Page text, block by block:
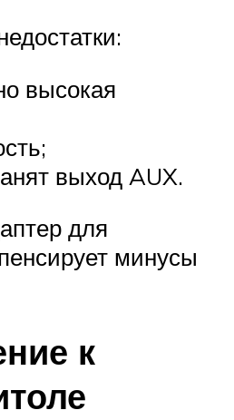
высокая
выход AUX.
для
минусы
к